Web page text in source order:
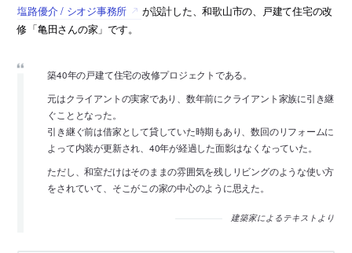
塩路優介 / シオジ事務所
が設計した、和歌山市の、戸建て住宅の改
修「亀田さんの家」です。
築40年の戸建て住宅の改修プロジェクトである。
元はクライアントの実家であり、数年前にクライアント家族に引き継
ぐこととなった。
引き継ぐ前は借家として貸していた時期もあり、数回のリフォームに
よって内装が更新され、40年が経過した面影はなくなっていた。
ただし、和室だけはそのままの雰囲気を残しリビングのような使い方
をされていて、そこがこの家の中心のように思えた。
建築家によるテキストより